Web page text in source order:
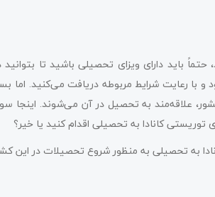
حتماً باید دارای ویزای تحصیلی باشید تا
رعایت شرایط مربوطه دریافت می‌کنید. اما
علاقه‌مند به تحصیل در آن می‌شوند. اینجا
توریستی کانادا به تحصیلی اقدام کنید یا خیر؟
به تحصیلی به‌ منظور شروع تحصیلات در این